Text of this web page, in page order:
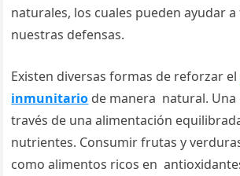
naturales, los cuales pueden ayudar
nuestras defensas.
Existen diversas formas de reforzar el
inmunitario de manera natural. Una
través de una alimentación
nutrientes. Consumir frutas y
como alimentos ricos en